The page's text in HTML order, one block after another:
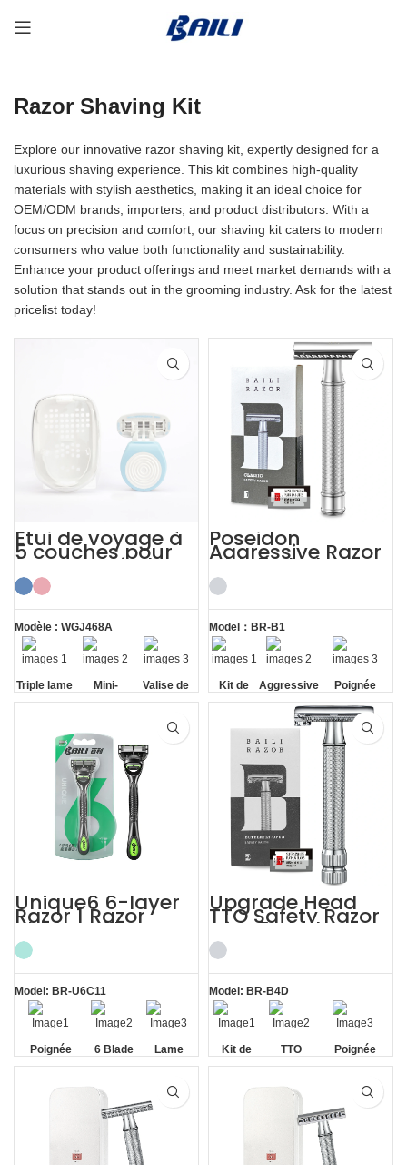
Razor Shaving Kit
Explore our innovative razor shaving kit, expertly designed for a
luxurious shaving experience. This kit combines high-quality
materials with stylish aesthetics, making it an ideal choice for
OEM/ODM brands, importers, and product distributors. With a
focus on precision and comfort, our shaving kit caters to modern
consumers who value both functionality and sustainability.
Enhance your product offerings and meet market demands with a
solution that stands out in the grooming industry. Ask for the latest
pricelist today!
Étui de voyage à
5 couches pour
femmes, Kit de
rasage, Mini
rasoir pour
dames
Modèle : WGJ468A
Triple lame
Mini-
poignée
Valise de
voyage
Poseidon
Aggressive Razor
with 5 Blades
Safety Razor
Shaving Kit
Model：BR-B1
Kit de
rasage
Aggressive
Poignée
antidérapante
Unique6 6-layer
Razor 1 Razor
Blade Refill
Shaving Razor for
Men
Model: BR-U6C11
Poignée
antidérapante
6 Blade
Razor
Lame
flottante
Upgrade Head
TTO Safety Razor
with 5 Blades
Mens Shaving Kit
Model: BR-B4D
Kit de
rasage
TTO
Safety
Razor
Poignée
antidérapante